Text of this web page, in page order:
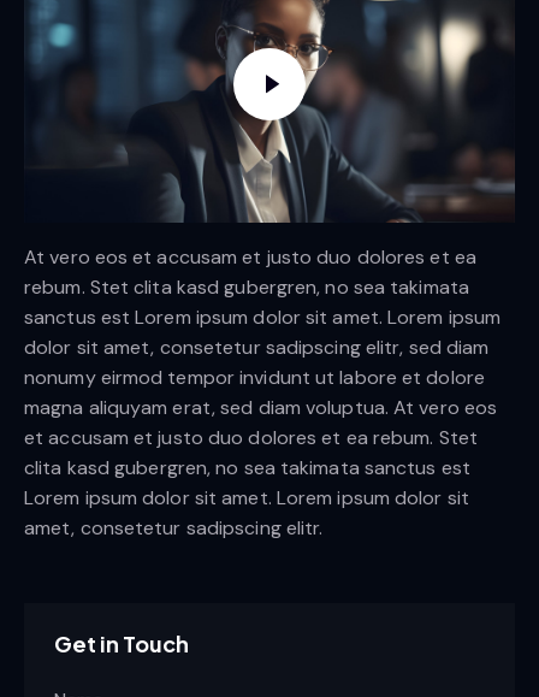
At vero eos et accusam et justo duo dolores et ea
rebum. Stet clita kasd gubergren, no sea takimata
sanctus est Lorem ipsum dolor sit amet. Lorem ipsum
dolor sit amet, consetetur sadipscing elitr, sed diam
nonumy eirmod tempor invidunt ut labore et dolore
magna aliquyam erat, sed diam voluptua. At vero eos
et accusam et justo duo dolores et ea rebum. Stet
clita kasd gubergren, no sea takimata sanctus est
Lorem ipsum dolor sit amet. Lorem ipsum dolor sit
amet, consetetur sadipscing elitr.
Get in Touch